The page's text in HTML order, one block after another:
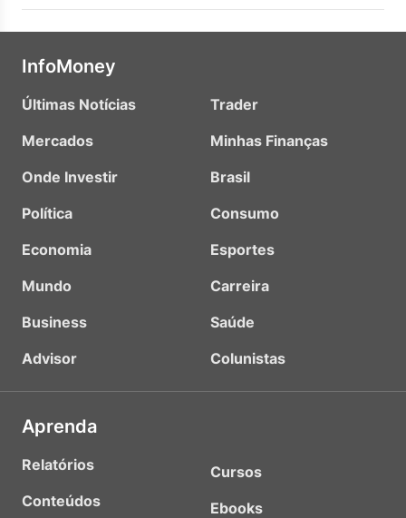
InfoMoney
Últimas Notícias
Mercados
Onde Investir
Política
Economia
Mundo
Business
Advisor
Trader
Minhas Finanças
Brasil
Consumo
Esportes
Carreira
Saúde
Colunistas
Aprenda
Relatórios
Conteúdos
Cursos
Ebooks